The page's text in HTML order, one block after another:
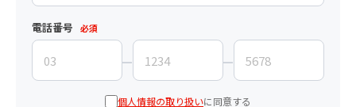
電話番号 必須
個人情報の取り扱いに同意する